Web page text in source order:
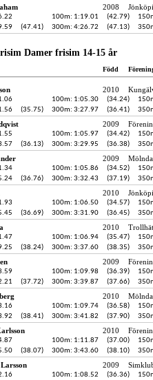
2008
100m: 1:19.01 (42.79)
(47.41) 300m: 4:26.72 (47.13)
Damer frisim 14-15 år
Född
2010
100m: 1:05.30 (34.24)
(35.75) 300m: 3:27.97 (36.41)
2009
100m: 1:05.97 (34.42)
(36.13) 300m: 3:29.95 (36.38)
2009
100m: 1:05.86 (34.52)
(36.76) 300m: 3:32.43 (37.19)
2010
100m: 1:06.50 (34.57)
(36.69) 300m: 3:31.90 (36.45)
2010
100m: 1:06.94 (35.47)
(38.24) 300m: 3:37.60 (38.35)
2009
100m: 1:09.98 (36.39)
(37.72) 300m: 3:39.87 (37.66)
2010
100m: 1:09.74 (36.58)
(38.41) 300m: 3:41.82 (37.90)
2010
100m: 1:11.87 (37.00)
(38.07) 300m: 3:43.60 (38.10)
2009
100m: 1:08.52 (36.36)